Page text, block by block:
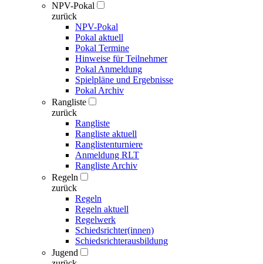
NPV-Pokal
zurück
NPV-Pokal
Pokal aktuell
Pokal Termine
Hinweise für Teilnehmer
Pokal Anmeldung
Spielpläne und Ergebnisse
Pokal Archiv
Rangliste
zurück
Rangliste
Rangliste aktuell
Ranglistenturniere
Anmeldung RLT
Rangliste Archiv
Regeln
zurück
Regeln
Regeln aktuell
Regelwerk
Schiedsrichter(innen)
Schiedsrichterausbildung
Jugend